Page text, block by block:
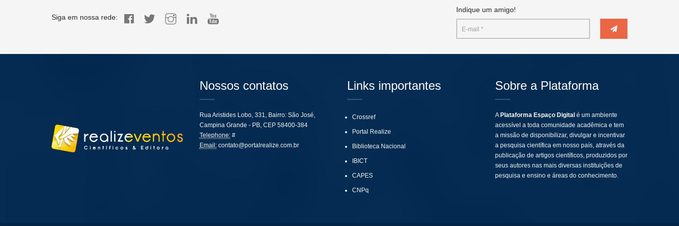
Siga em nossa rede:
Indique um amigo!
Nossos contatos
Rua Aristides Lobo, 331, Bairro: São José,
Campina Grande - PB, CEP 58400-384
Telephone:#
Email: contato@portalrealize.com.br
Links importantes
Crossref
Portal Realize
Biblioteca Nacional
IBICT
CAPES
CNPq
Sobre a Plataforma
A Plataforma Espaço Digital é um ambiente
acessível a toda comunidade acadêmica e tem
a missão de disponibilizar, divulgar e incentivar
a pesquisa científica em nosso país, através da
publicação de artigos científicos, produzidos por
seus autores nas mais diversas instituições de
pesquisa e ensino e áreas do conhecimento.